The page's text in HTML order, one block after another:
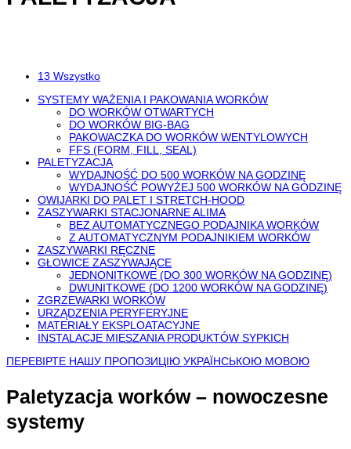
13 Wszystko
SYSTEMY WAŻENIA I PAKOWANIA WORKÓW
DO WORKÓW OTWARTYCH
DO WORKÓW BIG-BAG
PAKOWACZKA DO WORKÓW WENTYLOWYCH
FFS (FORM, FILL, SEAL)
PALETYZACJA
WYDAJNOŚĆ DO 500 WORKÓW NA GODZINĘ
WYDAJNOŚĆ POWYŻEJ 500 WORKÓW NA GODZINĘ
OWIJARKI DO PALET I STRETCH-HOOD
ZASZYWARKI STACJONARNE ALIMA
BEZ AUTOMATYCZNEGO PODAJNIKA WORKÓW
Z AUTOMATYCZNYM PODAJNIKIEM WORKÓW
ZASZYWARKI RĘCZNE
GŁOWICE ZASZYWAJĄCE
JEDNONITKOWE (DO 300 WORKÓW NA GODZINĘ)
DWUNITKOWE (DO 1200 WORKÓW NA GODZINĘ)
ZGRZEWARKI WORKÓW
URZĄDZENIA PERYFERYJNE
MATERIAŁY EKSPLOATACYJNE
INSTALACJE MIESZANIA PRODUKTÓW SYPKICH
ПЕРЕВІРТЕ НАШУ ПРОПОЗИЦІЮ УКРАЇНСЬКОЮ МОВОЮ
Paletyzacja worków – nowoczesne
systemy